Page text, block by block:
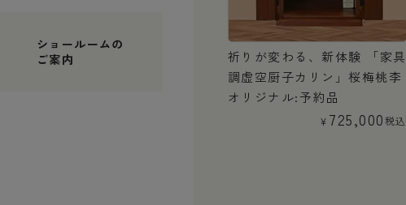
ショールームの
ご案内
創価学会 家具調仏壇 「茜」
祈りが変わる、新体験
「家具
調虚空厨子カリン」桜梅桃李
オリジナル:予約品
¥ 725,000税込